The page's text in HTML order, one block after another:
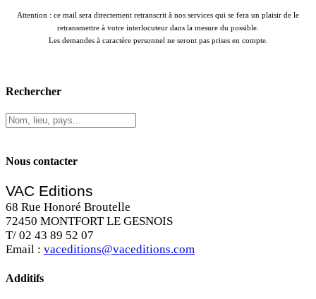
Attention : ce mail sera directement retranscrit à nos services qui se fera un plaisir de le
retransmettre à votre interlocuteur dans la mesure du possible.
Les demandes à caractère personnel ne seront pas prises en compte.
Rechercher
Nous contacter
VAC Editions
68 Rue Honoré Broutelle
72450 MONTFORT LE GESNOIS
T/ 02 43 89 52 07
Email : vaceditions@vaceditions.com
Additifs